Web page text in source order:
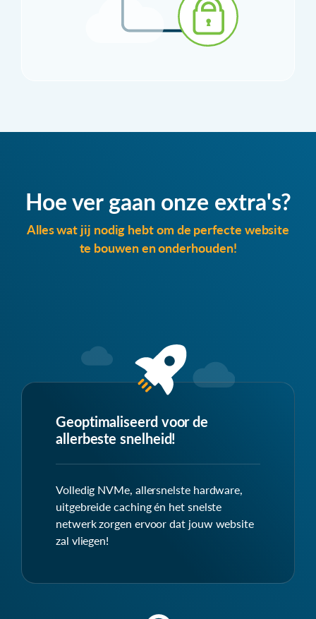
Hoe ver gaan onze extra's?
Alles wat jij nodig hebt om de perfecte website
te bouwen en onderhouden!
Geoptimaliseerd voor de
allerbeste snelheid!
Volledig NVMe, allersnelste hardware,
uitgebreide caching én het snelste
netwerk zorgen ervoor dat jouw website
zal vliegen!